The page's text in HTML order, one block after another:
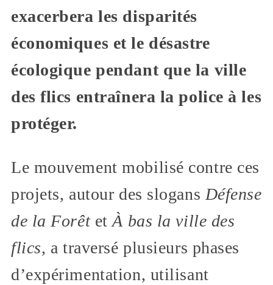
exacerbera les disparités
économiques et le désastre
écologique pendant que la ville
des flics entraînera la police à les
protéger.
​Le mouvement mobilisé contre ces
projets, autour des slogansDéfense
de la ForêtetÀ bas la ville des
flics, a traversé plusieurs phases
d’expérimentation, utilisant